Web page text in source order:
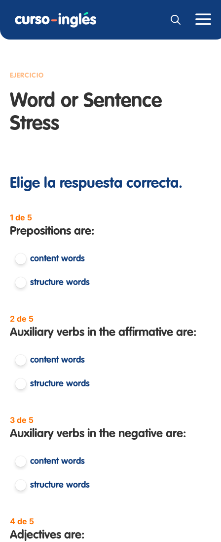
EJERCICIO
Word or Sentence
Stress
Elige la respuesta correcta.
1 de 5
Prepositions are:
content words
structure words
2 de 5
Auxiliary verbs in the affirmative are:
content words
structure words
3 de 5
Auxiliary verbs in the negative are:
content words
structure words
4 de 5
Adjectives are: